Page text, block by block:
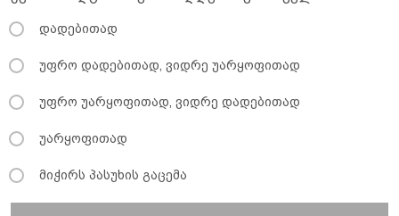
დადებითად
უფრო დადებითად, ვიდრე უარყოფითად
უფრო უარყოფითად, ვიდრე დადებითად
უარყოფითად
მიჭირს პასუხის გაცემა